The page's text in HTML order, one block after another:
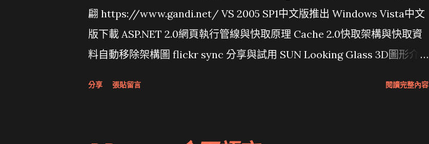
翩 https://www.gandi.net/ VS 2005 SP1中文版推出 Windows Vista中文
版下載 ASP.NET 2.0網頁執行管線與快取原理 Cache 2.0快取架構與快取資
料自動移除架構圖 flickr sync 分享與試用 SUN Looking Glass 3D圖形介
分享 張貼留言 閱讀完整內容